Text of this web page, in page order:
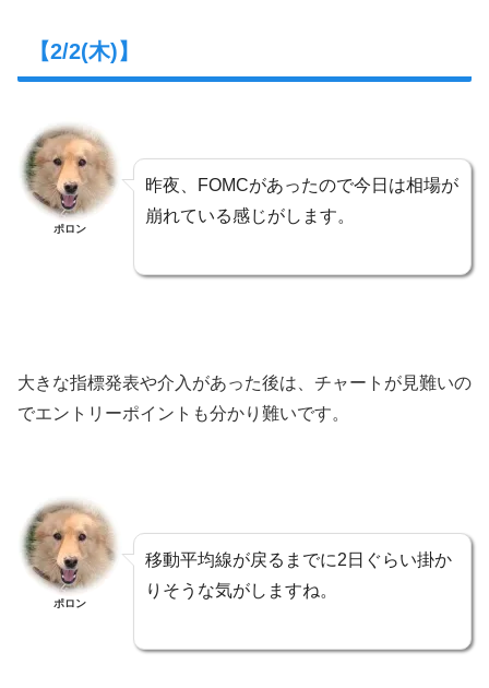
【2/2(木)】
ポロン
昨夜、FOMCがあったので今日は相場が
崩れている感じがします。
大きな指標発表や介入があった後は、チャートが見難いの
でエントリーポイントも分かり難いです。
ポロン
移動平均線が戻るまでに2日ぐらい掛か
りそうな気がしますね。